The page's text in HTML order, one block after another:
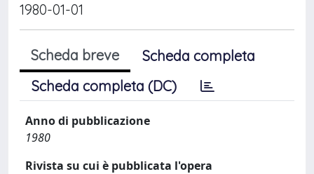
1980-01-01
Scheda breve
Scheda completa
Scheda completa (DC)
Anno di pubblicazione
1980
Rivista su cui è pubblicata l'opera